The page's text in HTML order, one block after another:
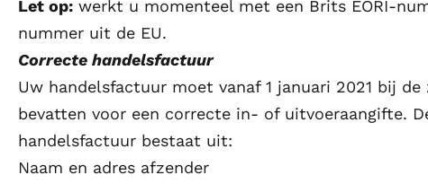
Let op: werkt u momenteel met een Brits EORI-
nummer uit de EU.
Correcte handelsfactuur
Uw handelsfactuur moet vanaf 1 januari 2021 bij
bevatten voor een correcte in- of uitvoeraangifte.
handelsfactuur bestaat uit:
Naam en adres afzender